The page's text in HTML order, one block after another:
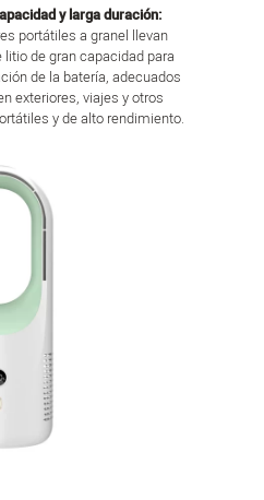
y larga duración:
portátiles a granel llevan
de gran capacidad para
de la batería, adecuados
exteriores, viajes y otros
y de alto rendimiento.